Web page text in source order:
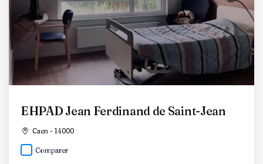
EHPAD Jean Ferdinand de Saint-Jean
Caen - 14000
Comparer